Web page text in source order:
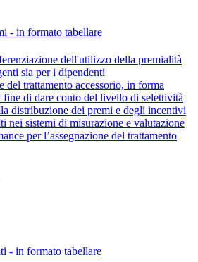
- in formato tabellare
dell'utilizzo della premialità
sia per i dipendenti
del trattamento accessorio, in forma
fine di dare conto del livello di selettività
distribuzione dei premi e degli incentivi
nei sistemi di misurazione e valutazione
per l’assegnazione del trattamento
- in formato tabellare